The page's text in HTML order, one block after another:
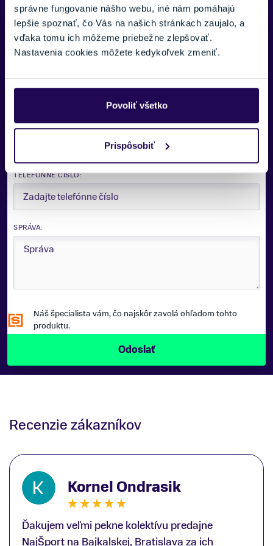
správne fungovanie nášho webu, iné nám pomáhajú
lepšie spoznať, čo Vás na našich stránkach zaujalo, a
vďaka tomu ich môžeme priebežne zlepšovať.
Nastavenia cookies môžete kedykoľvek zmeniť.
Povoliť všetko
Prispôsobiť
Potrebujete viac informácii? Sme tu
pre vás.
E-MAIL:
TELEFÓNNE ČÍSLO:
SPRÁVA:
Náš špecialista vám, čo najskôr zavolá ohľadom tohto
produktu.
Recenzie zákazníkov
Kornel Ondrasik
Ďakujem veľmi pekne kolektívu predajne
NajŠport na Bajkalskej, Bratislava za ich